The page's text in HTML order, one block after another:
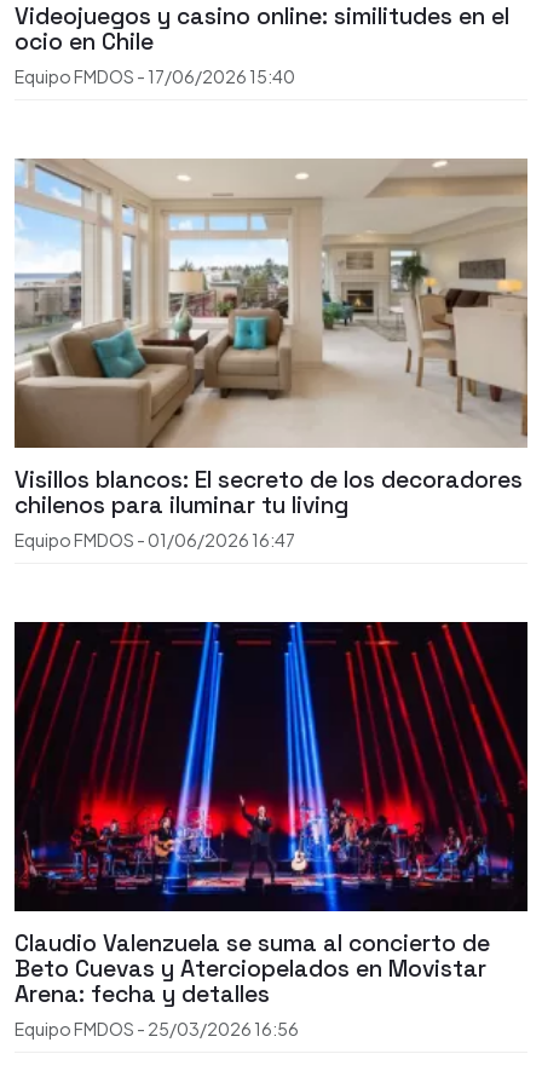
Videojuegos y casino online: similitudes en el
ocio en Chile
Equipo FMDOS - 17/06/2026 15:40
Visillos blancos: El secreto de los decoradores
chilenos para iluminar tu living
Equipo FMDOS - 01/06/2026 16:47
Claudio Valenzuela se suma al concierto de
Beto Cuevas y Aterciopelados en Movistar
Arena: fecha y detalles
Equipo FMDOS - 25/03/2026 16:56